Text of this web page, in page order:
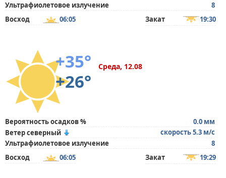
Ультрафиолетовое излучение
8
Восход
06:05 Закат 19:30
+35°
+26°
Среда, 12.08
Вероятность осадков %
0.0 мм
Ветер северный
скорость 5.3 м/с
Ультрафиолетовое излучение
8
Восход
06:05 Закат 19:29